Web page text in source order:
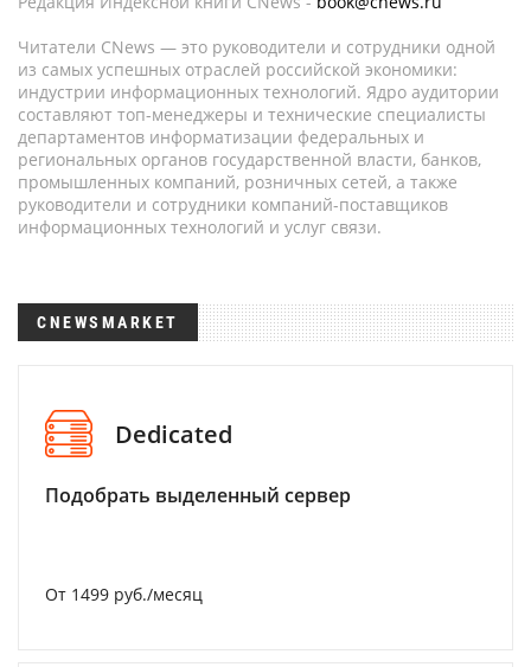
Читатели CNews — это руководители и сотрудники одной
из самых успешных отраслей российской экономики:
индустрии информационных технологий. Ядро аудитории
составляют топ-менеджеры и технические специалисты
департаментов информатизации федеральных и
региональных органов государственной власти, банков,
промышленных компаний, розничных сетей, а также
руководители и сотрудники компаний-поставщиков
информационных технологий и услуг связи.
CNEWSMARKET
Dedicated
Подобрать выделенный сервер
От 1499 руб./месяц